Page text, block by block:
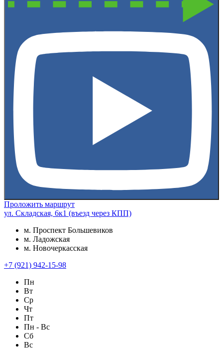
Проложить маршрут
ул. Складская, 6к1 (въезд через КПП)
м. Проспект Большевиков
м. Ладожская
м. Новочеркасская
+7 (921) 942-15-98
Пн
Вт
Ср
Чт
Пт
Пн - Вс
Сб
Вс